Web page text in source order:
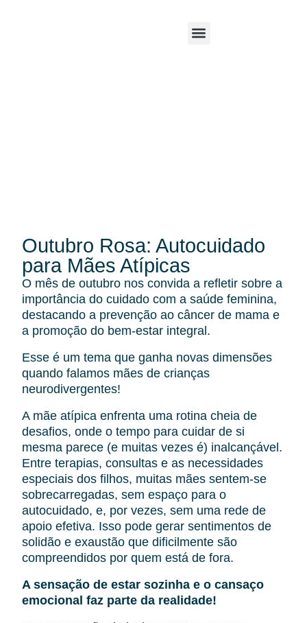
Outubro Rosa: Autocuidado
para Mães Atípicas
O mês de outubro nos convida a refletir sobre a
importância do cuidado com a saúde feminina,
destacando a prevenção ao câncer de mama e
a promoção do bem-estar integral.
Esse é um tema que ganha novas dimensões
quando falamos mães de crianças
neurodivergentes!
A mãe atípica enfrenta uma rotina cheia de
desafios, onde o tempo para cuidar de si
mesma parece (e muitas vezes é) inalcançável.
Entre terapias, consultas e as necessidades
especiais dos filhos, muitas mães sentem-se
sobrecarregadas, sem espaço para o
autocuidado, e, por vezes, sem uma rede de
apoio efetiva. Isso pode gerar sentimentos de
solidão e exaustão que dificilmente são
compreendidos por quem está de fora.
A sensação de estar sozinha e o cansaço
emocional faz parte da realidade!